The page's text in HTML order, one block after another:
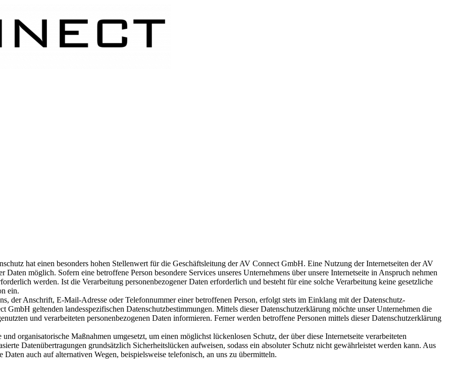
hat einen besonders hohen Stellenwert für die Geschäftsleitung der AV Connect GmbH. Eine Nutzung der Internetseiten der AV
möglich. Sofern eine betroffene Person besondere Services unseres Unternehmens über unsere Internetseite in Anspruch nehmen
werden. Ist die Verarbeitung personenbezogener Daten erforderlich und besteht für eine solche Verarbeitung keine gesetzliche
ein.
der Anschrift, E-Mail-Adresse oder Telefonnummer einer betroffenen Person, erfolgt stets im Einklang mit der Datenschutz-
geltenden landesspezifischen Datenschutzbestimmungen. Mittels dieser Datenschutzerklärung möchte unser Unternehmen die
und verarbeiteten personenbezogenen Daten informieren. Ferner werden betroffene Personen mittels dieser Datenschutzerklärung
organisatorische Maßnahmen umgesetzt, um einen möglichst lückenlosen Schutz, der über diese Internetseite verarbeiteten
Datenübertragungen grundsätzlich Sicherheitslücken aufweisen, sodass ein absoluter Schutz nicht gewährleistet werden kann. Aus
auch auf alternativen Wegen, beispielsweise telefonisch, an uns zu übermitteln.